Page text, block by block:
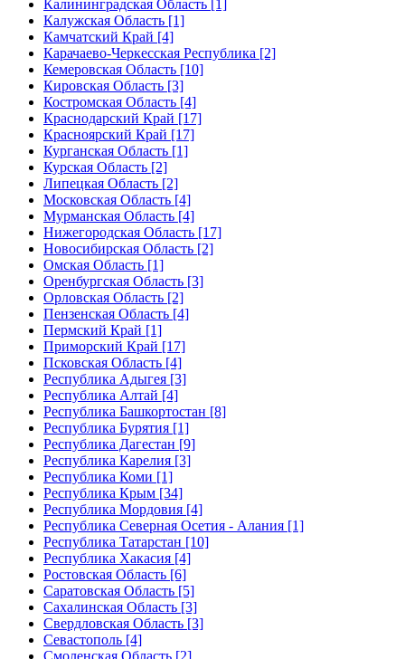
Калининградская Область [1]
Калужская Область [1]
Камчатский Край [4]
Карачаево-Черкесская Республика [2]
Кемеровская Область [10]
Кировская Область [3]
Костромская Область [4]
Краснодарский Край [17]
Красноярский Край [17]
Курганская Область [1]
Курская Область [2]
Липецкая Область [2]
Московская Область [4]
Мурманская Область [4]
Нижегородская Область [17]
Новосибирская Область [2]
Омская Область [1]
Оренбургская Область [3]
Орловская Область [2]
Пензенская Область [4]
Пермский Край [1]
Приморский Край [17]
Псковская Область [4]
Республика Адыгея [3]
Республика Алтай [4]
Республика Башкортостан [8]
Республика Бурятия [1]
Республика Дагестан [9]
Республика Карелия [3]
Республика Коми [1]
Республика Крым [34]
Республика Мордовия [4]
Республика Северная Осетия - Алания [1]
Республика Татарстан [10]
Республика Хакасия [4]
Ростовская Область [6]
Саратовская Область [5]
Сахалинская Область [3]
Свердловская Область [3]
Севастополь [4]
Смоленская Область [2]